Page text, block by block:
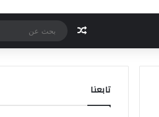
مقال عشوائي
تابعنا